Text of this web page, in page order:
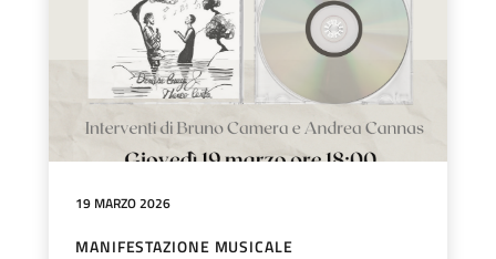
19 MARZO 2026
MANIFESTAZIONE MUSICALE